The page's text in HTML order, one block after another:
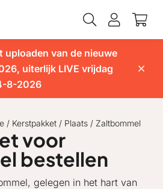
uploaden van de nieuwe
uiterlijk LIVE vrijdag
8-2026
/ Kerstpakket / Plaats / Zaltbommel
voor
bestellen
gelegen in het hart van